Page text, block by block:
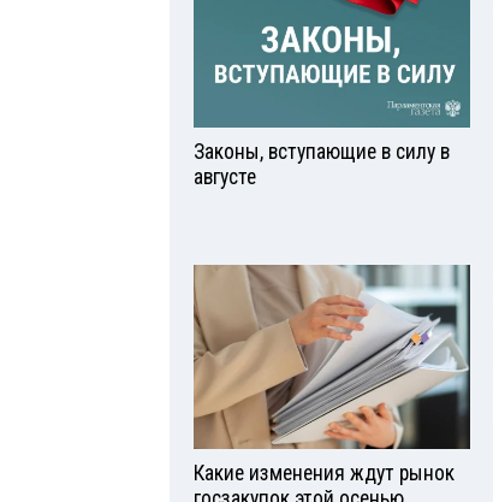
Законы, вступающие в силу в
августе
Какие изменения ждут рынок